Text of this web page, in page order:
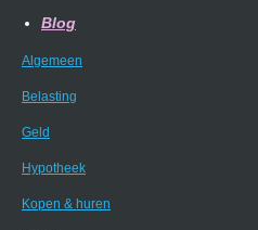
Blog
Algemeen
Belasting
Geld
Hypotheek
Kopen & huren